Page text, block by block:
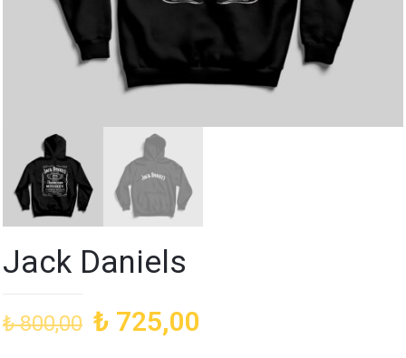
Jack Daniels
₺800,00 Orijinal
₺ 725,00